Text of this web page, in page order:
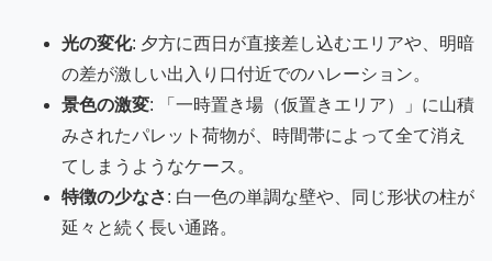
光の変化: 夕方に西日が直接差し込むエリアや、明暗
の差が激しい出入り口付近でのハレーション。
景色の激変: 「一時置き場（仮置きエリア）」に山積
みされたパレット荷物が、時間帯によって全て消え
てしまうようなケース。
特徴の少なさ: 白一色の単調な壁や、同じ形状の柱が
延々と続く長い通路。